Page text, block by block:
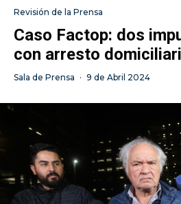
Revisión de la Prensa
Caso Factop: dos
con arresto
Sala de Prensa · 9 de Abril 2024